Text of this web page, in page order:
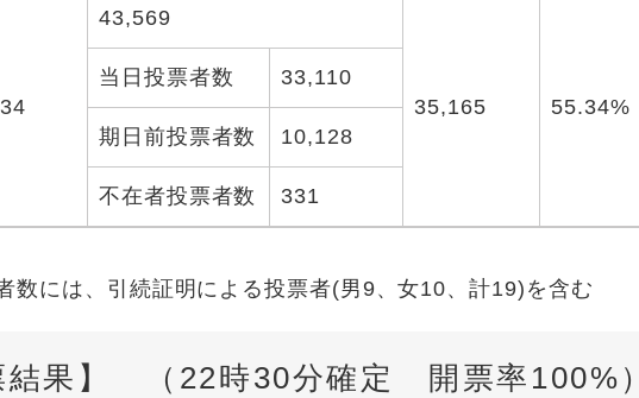
43,569
35,165 55.34%
当日投票者数 33,110
期日前投票者数 10,128
不在者投票者数 331
数には、引続証明による投票者(男9、女10、計19)を含む
結果】 （22時30分確定 開票率100%）